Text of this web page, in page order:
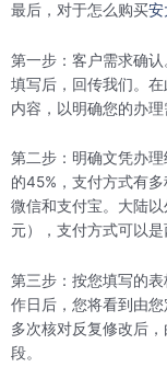
最后，对于怎么购买安
第一步：客户需求确
填写后，回传我们。
内容，以明确您的办理
第二步：明确文凭办
的45%，支付方式有
微信和支付宝。大陆
元），支付方式可以
第三步：按您填写的
作日后，您将看到由
多次核对反复修改后
段。